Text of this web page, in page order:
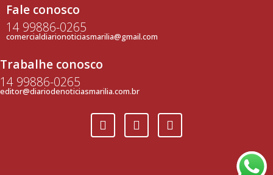
Fale conosco
14 99886-0265
comercialdiarionoticiasmarilia@gmail.com
Trabalhe conosco
14 99886-0265
editor@diariodenoticiasmarilia.com.br